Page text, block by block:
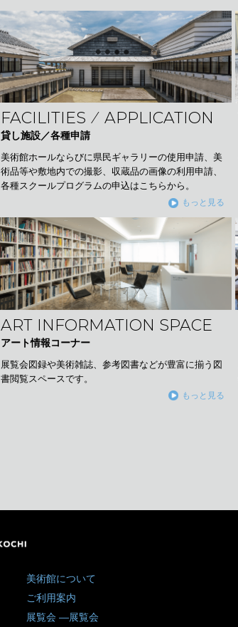
FACILITIES ⁄ APPLICATION
貸し施設／各種申請
美術館ホールならびに県民ギャラリーの使用申請、美
術品等や敷地内での撮影、収蔵品の画像の利用申請、
各種スクールプログラムの申込はこちらから。
もっと見る
ART INFORMATION SPACE
アート情報コーナー
展覧会図録や美術雑誌、参考図書などが豊富に揃う図
書閲覧スペースです。
もっと見る
美術館について
ご利用案内
展覧会
展覧会